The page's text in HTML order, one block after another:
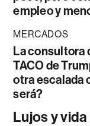
empleo y
MERCADOS
La consultora
TACO de
otra escalada
será?
Lujos y